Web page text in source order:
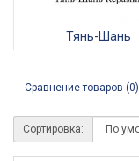
Тянь-Шань
Сравнение товаров (0)
Сортировка: